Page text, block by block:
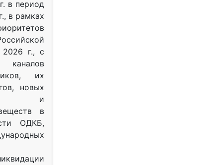
в период
в рамках
г., с
каналов
их
новых
и
в
ОДКБ,